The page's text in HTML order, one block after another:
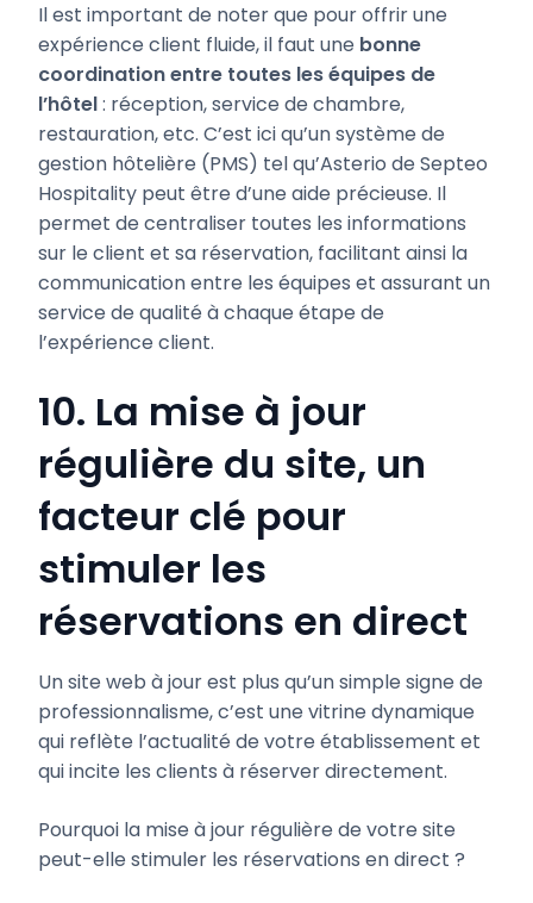
Il est important de noter que pour offrir une
expérience client fluide, il faut une bonne
coordination entre toutes les équipes de
l’hôtel: réception, service de chambre,
restauration, etc. C’est ici qu’un système de
gestion hôtelière (PMS) tel qu’Asterio de Septeo
Hospitality peut être d’une aide précieuse. Il
permet de centraliser toutes les informations
sur le client et sa réservation, facilitant ainsi la
communication entre les équipes et assurant un
service de qualité à chaque étape de
l’expérience client.
10. La mise à jour
régulière du site, un
facteur clé pour
stimuler les
réservations en direct
Un site web à jour est plus qu’un simple signe de
professionnalisme, c’est une vitrine dynamique
qui reflète l’actualité de votre établissement et
qui incite les clients à réserver directement.
Pourquoi la mise à jour régulière de votre site
peut-elle stimuler les réservations en direct ?